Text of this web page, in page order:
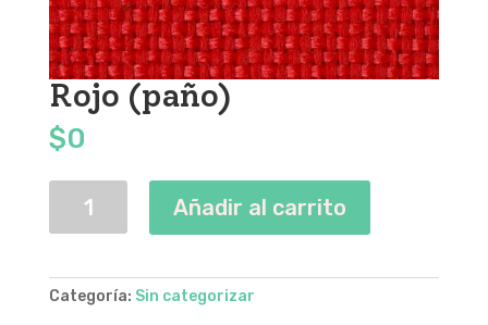
Rojo (paño)
$0
(paño)
cantidad
Añadir al carrito
Categoría: Sin categorizar